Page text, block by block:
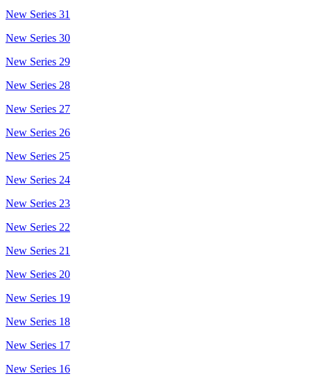
New Series 31
New Series 30
New Series 29
New Series 28
New Series 27
New Series 26
New Series 25
New Series 24
New Series 23
New Series 22
New Series 21
New Series 20
New Series 19
New Series 18
New Series 17
New Series 16